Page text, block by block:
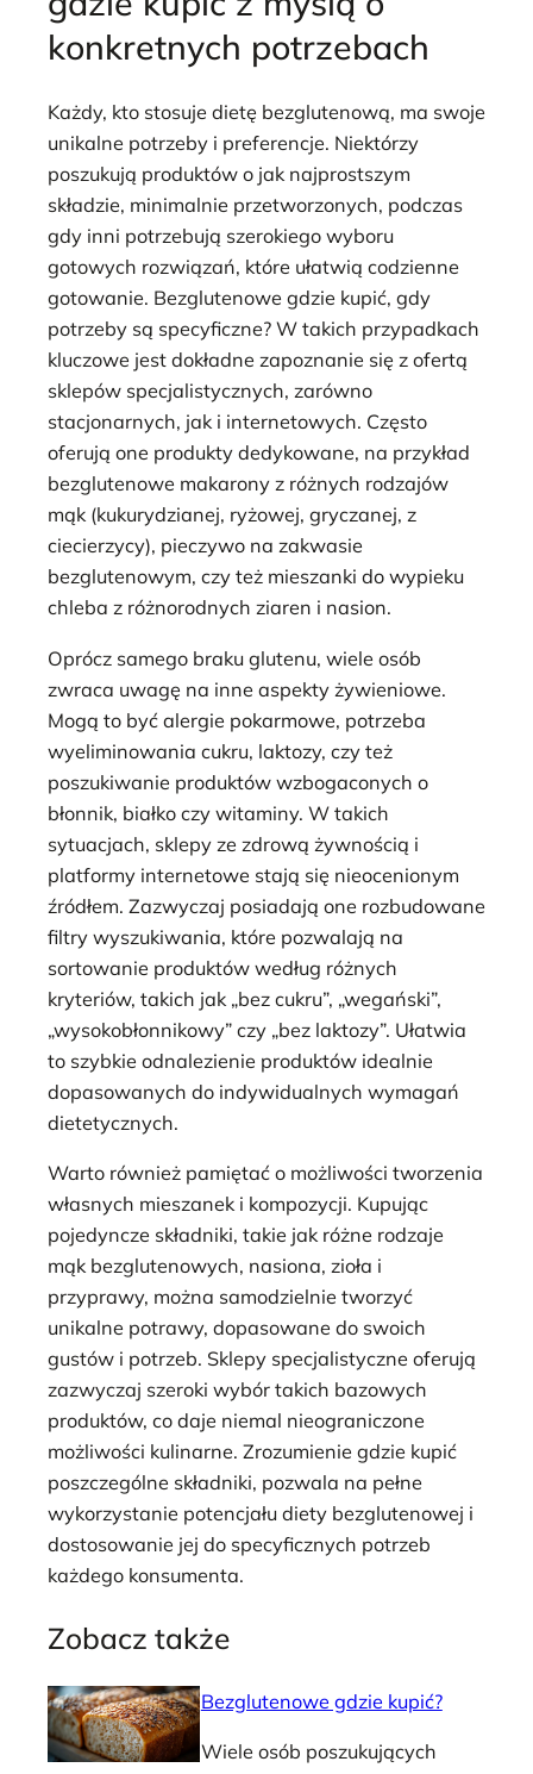
konkretnych potrzebach
Każdy, kto stosuje dietę bezglutenową, ma swoje
unikalne potrzeby i preferencje. Niektórzy
poszukują produktów o jak najprostszym
składzie, minimalnie przetworzonych, podczas
gdy inni potrzebują szerokiego wyboru
gotowych rozwiązań, które ułatwią codzienne
gotowanie. Bezglutenowe gdzie kupić, gdy
potrzeby są specyficzne? W takich przypadkach
kluczowe jest dokładne zapoznanie się z ofertą
sklepów specjalistycznych, zarówno
stacjonarnych, jak i internetowych. Często
oferują one produkty dedykowane, na przykład
bezglutenowe makarony z różnych rodzajów
mąk (kukurydzianej, ryżowej, gryczanej, z
ciecierzycy), pieczywo na zakwasie
bezglutenowym, czy też mieszanki do wypieku
chleba z różnorodnych ziaren i nasion.
Oprócz samego braku glutenu, wiele osób
zwraca uwagę na inne aspekty żywieniowe.
Mogą to być alergie pokarmowe, potrzeba
wyeliminowania cukru, laktozy, czy też
poszukiwanie produktów wzbogaconych o
błonnik, białko czy witaminy. W takich
sytuacjach, sklepy ze zdrową żywnością i
platformy internetowe stają się nieocenionym
źródłem. Zazwyczaj posiadają one rozbudowane
filtry wyszukiwania, które pozwalają na
sortowanie produktów według różnych
kryteriów, takich jak „bez cukru”, „wegański”,
„wysokobłonnikowy” czy „bez laktozy”. Ułatwia
to szybkie odnalezienie produktów idealnie
dopasowanych do indywidualnych wymagań
dietetycznych.
Warto również pamiętać o możliwości tworzenia
własnych mieszanek i kompozycji. Kupując
pojedyncze składniki, takie jak różne rodzaje
mąk bezglutenowych, nasiona, zioła i
przyprawy, można samodzielnie tworzyć
unikalne potrawy, dopasowane do swoich
gustów i potrzeb. Sklepy specjalistyczne oferują
zazwyczaj szeroki wybór takich bazowych
produktów, co daje niemal nieograniczone
możliwości kulinarne. Zrozumienie gdzie kupić
poszczególne składniki, pozwala na pełne
wykorzystanie potencjału diety bezglutenowej i
dostosowanie jej do specyficznych potrzeb
każdego konsumenta.
Zobacz także
Bezglutenowe gdzie kupić?
Wiele osób poszukujących